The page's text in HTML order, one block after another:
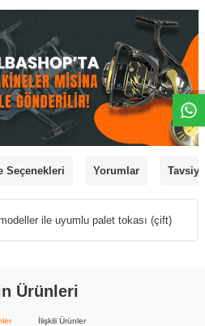
Seçenekleri Yorumlar
ile uyumlu palet tokası (çift)
Ürünleri
İlişkili Ürünler